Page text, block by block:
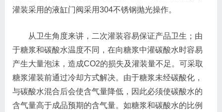
灌装采用的液缸门阀采用304不锈钢抛光操作。
从卫生角度来讲，二次灌装容易保证产品卫生；由
于糖浆和碳酸水温度不同，在向糖浆中灌碳酸水时容易
产生大量泡沫，造成CO2的损失及灌装量不足。可采取
糖浆灌装前通过冷却方式解决。由于糖浆未经碳酸化，
与碳酸水混合后会使含气量降低，因此必须使碳酸水的
含气量高于成品预期的含气量。如糖浆和碳酸水的比例